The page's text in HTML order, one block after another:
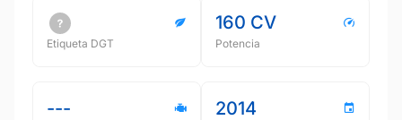
Etiqueta DGT
160 CV
Potencia
--- 2014